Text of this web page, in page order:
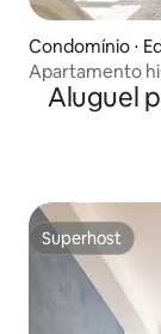
Condomínio ⋅
Apartamento
Aluguel
Superhost
Superhost